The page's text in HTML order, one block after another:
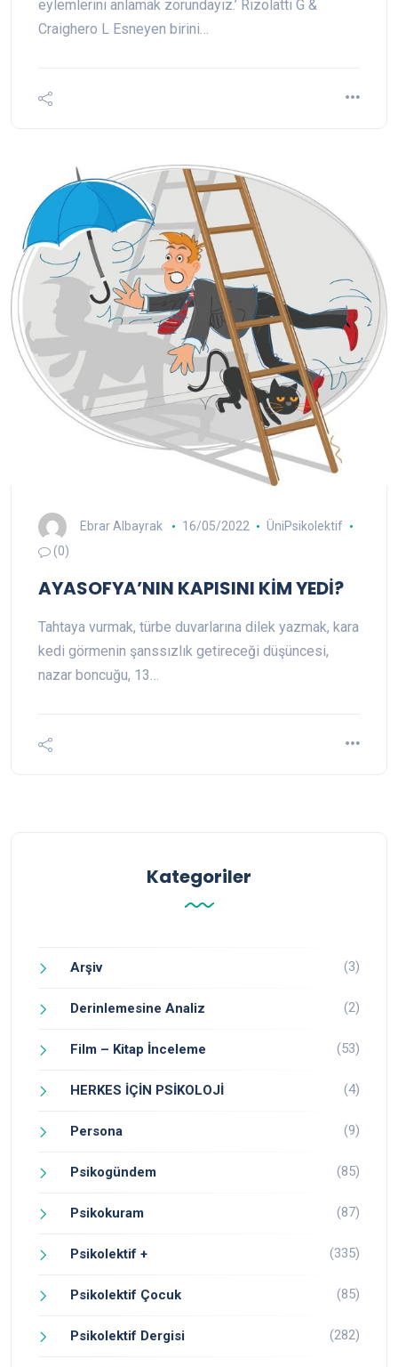
eylemlerini anlamak zorundayız.’ Rizolatti G &
Craighero L Esneyen birini…
Ebrar Albayrak 16/05/2022
ÜniPsikolektif
(0)
AYASOFYA’NIN KAPISINI KİM YEDİ?
Tahtaya vurmak, türbe duvarlarına dilek yazmak, kara
kedi görmenin şanssızlık getireceği düşüncesi,
nazar boncuğu, 13…
Kategoriler
Arşiv (3)
Derinlemesine Analiz (2)
Film – Kitap İnceleme (53)
HERKES İÇİN PSİKOLOJİ (4)
Persona (9)
Psikogündem (85)
Psikokuram (87)
Psikolektif + (335)
Psikolektif Çocuk (85)
Psikolektif Dergisi (282)